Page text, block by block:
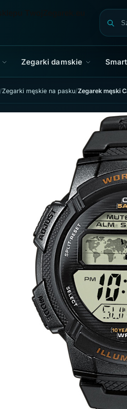
Zegarki damskie
Zegarki męskie na pasku Zegarek męski